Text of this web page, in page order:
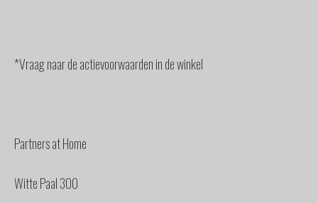
*Vraag naar de actievoorwaarden in de winkel
Partners at Home
Witte Paal 300